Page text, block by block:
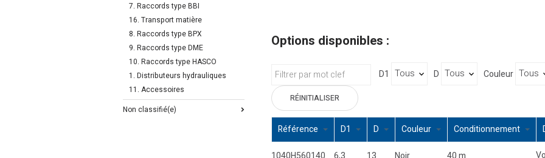
Options disponibles :
D1 D Couleur
RÉINITIALISER
Référence D1 D Couleur Conditionnement
7. Raccords type BBI
16. Transport matière
8. Raccords type BPX
9. Raccords type DME
10. Raccords type HASCO
1. Distributeurs hydrauliques
11. Accessoires
Non classifié(e)